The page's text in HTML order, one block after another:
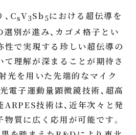
CsV3Sb 5における超伝導を
別が進み、カゴメ格子とい
性で実現する珍しい超伝導の
て理解が深まることが期待さ
光を用いた先端的なマイク
電子運動量顕微鏡技術、超高
技術は、近年次々と発
質に広く応用が可能です。